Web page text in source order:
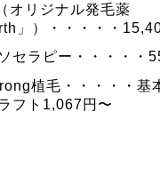
オリジナル発毛薬
」）・・・・・
セラピー・・・・・
植毛・・・・・基
フト1,067円〜